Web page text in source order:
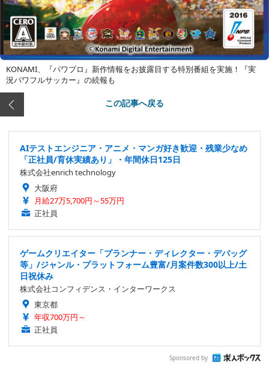
KONAMI、『パワプロ』新作情報をお披露目する特別番組を実施！『実
況パワフルサッカー』の続報も
この記事へ戻る
AIテストエンジニア・アニメ・マンガ好き歓迎・残業少なめ
「正社員/育休実績あり」・年間休日125日
株式会社enrich technology
大阪府
月給27万5,700円～55万円
正社員
ゲームクリエイター「プランナー・ディレクター・デバッグ
等」/ジャンル・プラットフォーム豊富/月案件数300以上/土
日祝休み
株式会社コンフィデンス・インターワークス
東京都
年収700万円～
正社員
Sponsored by